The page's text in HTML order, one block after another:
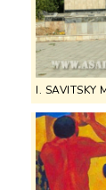
I. SAVITSKY